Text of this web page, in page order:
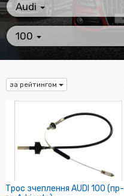
Audi
100
за рейтингом
Трос зчеплення AUDI 100 (пр-